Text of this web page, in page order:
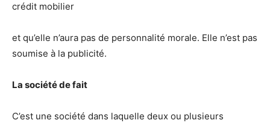
crédit mobilier
et qu’elle n’aura pas de personnalité morale. Elle n’est pas
soumise à la publicité.
La société de fait
C’est une société dans laquelle deux ou plusieurs